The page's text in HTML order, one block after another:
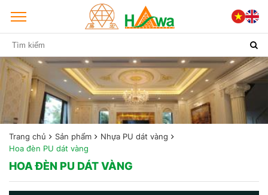
Trang chủ Sản phẩm
Nhựa PU dát vàng
Hoa đèn PU dát vàng
HOA ĐÈN PU DÁT VÀNG